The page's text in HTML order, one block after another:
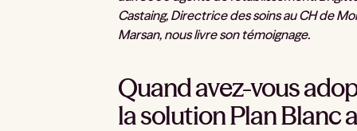
Castaing, Directrice des soins au CH de
Marsan, nous livre son témoignage.
Quand avez-vous
la solution Plan Blanc